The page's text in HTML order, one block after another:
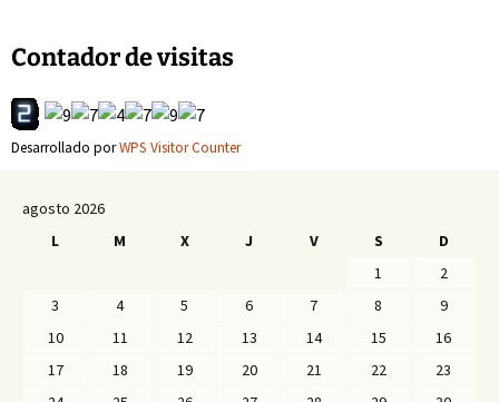
de
entradas
Contador de visitas
Desarrollado porWPS Visitor Counter
agosto 2026
L
M X J V S
D
1
2
3
4 5 6 7 8
9
10
11 12 13 14 15
16
17
18 19 20 21 22
23